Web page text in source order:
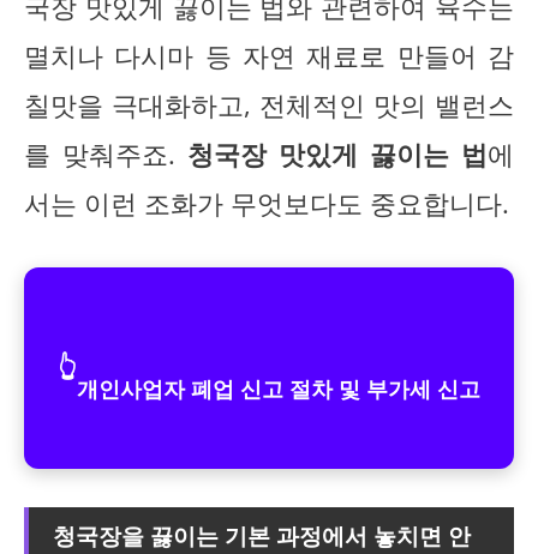
멸치나 다시마 등 자연 재료로 만들어 감
칠맛을 극대화하고, 전체적인 맛의 밸런스
를 맞춰주죠. 청국장 맛있게 끓이는 법에
서는 이런 조화가 무엇보다도 중요합니다.
👆
개인사업자 폐업 신고 절차 및 부가세 신고
청국장을 끓이는 기본 과정에서 놓치면 안